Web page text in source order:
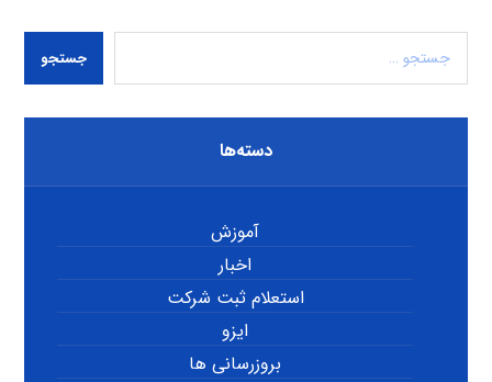
جستجو
دسته‌ها
آموزش
اخبار
استعلام ثبت شرکت
ایزو
بروزرسانی ها